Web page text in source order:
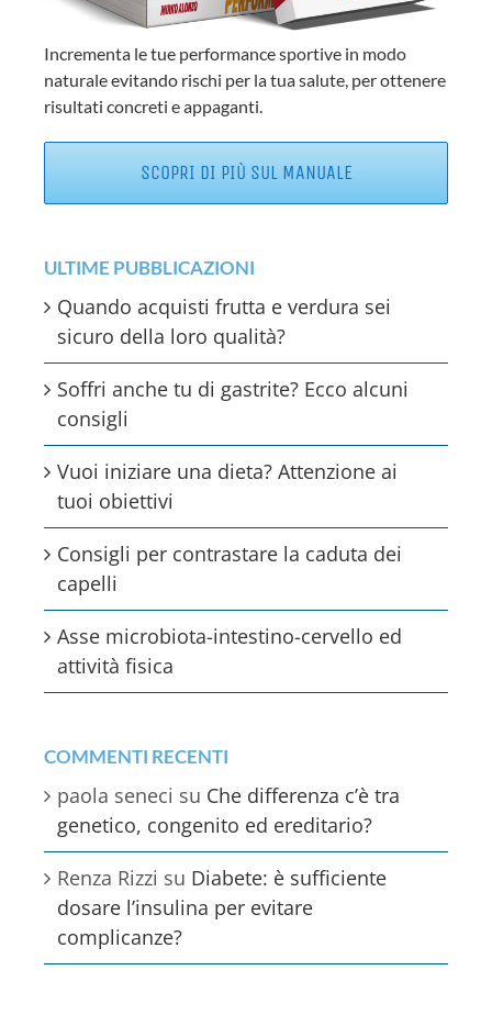
Incrementa le tue performance sportive in modo
naturale evitando rischi per la tua salute, per ottenere
risultati concreti e appaganti.
SCOPRI DI PIÙ SUL MANUALE
ULTIME PUBBLICAZIONI
Quando acquisti frutta e verdura sei
sicuro della loro qualità?
Soffri anche tu di gastrite? Ecco alcuni
consigli
Vuoi iniziare una dieta? Attenzione ai
tuoi obiettivi
Consigli per contrastare la caduta dei
capelli
Asse microbiota-intestino-cervello ed
attività fisica
COMMENTI RECENTI
paola seneci su Che differenza c’è tra
genetico, congenito ed ereditario?
Renza Rizzi su Diabete: è sufficiente
dosare l’insulina per evitare
complicanze?